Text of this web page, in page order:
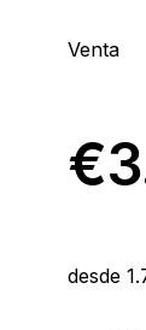
Venta
€
desde